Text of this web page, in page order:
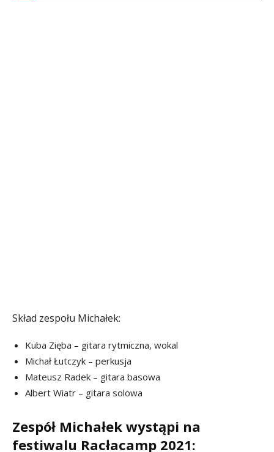
Skład zespołu Michałek:
Kuba Zięba – gitara rytmiczna, wokal
Michał Łutczyk – perkusja
Mateusz Radek – gitara basowa
Albert Wiatr – gitara solowa
Zespół Michałek wystąpi na
festiwalu Racłacamp 2021: